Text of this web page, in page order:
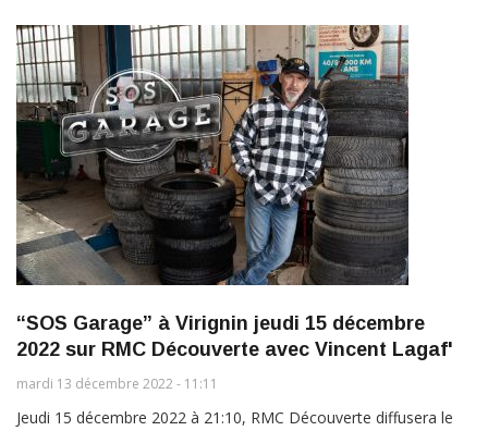
“SOS Garage” à Virignin jeudi 15 décembre
2022 sur RMC Découverte avec Vincent Lagaf'
mardi 13 décembre 2022 - 11:11
Jeudi 15 décembre 2022 à 21:10, RMC Découverte diffusera le